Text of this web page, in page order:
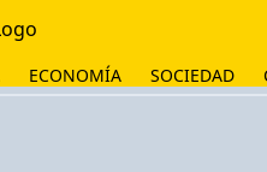
ECONOMÍA SOCIEDAD